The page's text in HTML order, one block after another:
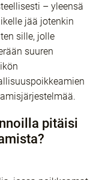
– yleensä
jää jotenkin
sille, jolle
suuren
pitäisi